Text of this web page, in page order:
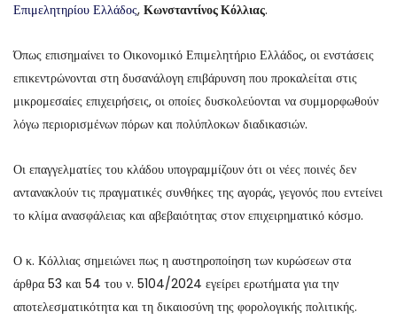
Επιμελητηρίου Ελλάδος, Κωνσταντίνος Κόλλιας.
Όπως επισημαίνει το Οικονομικό Επιμελητήριο Ελλάδος, οι ενστάσεις
επικεντρώνονται στη δυσανάλογη επιβάρυνση που προκαλείται στις
μικρομεσαίες επιχειρήσεις, οι οποίες δυσκολεύονται να συμμορφωθούν
λόγω περιορισμένων πόρων και πολύπλοκων διαδικασιών.
Οι επαγγελματίες του κλάδου υπογραμμίζουν ότι οι νέες ποινές δεν
αντανακλούν τις πραγματικές συνθήκες της αγοράς, γεγονός που εντείνει
το κλίμα ανασφάλειας και αβεβαιότητας στον επιχειρηματικό κόσμο.
Ο κ. Κόλλιας σημειώνει πως η αυστηροποίηση των κυρώσεων στα
άρθρα 53 και 54 του ν. 5104/2024 εγείρει ερωτήματα για την
αποτελεσματικότητα και τη δικαιοσύνη της φορολογικής πολιτικής.